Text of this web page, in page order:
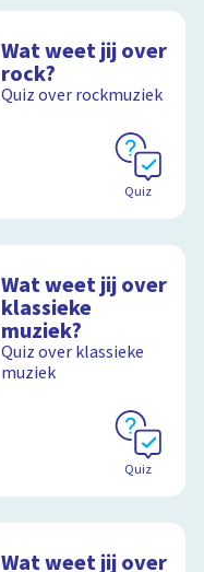
Wat weet jij over
rock?
Quiz over rockmuziek
Quiz
Wat weet jij over
klassieke
muziek?
Quiz over klassieke
muziek
Quiz
Wat weet jij over